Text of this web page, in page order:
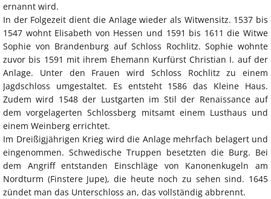
ernannt wird.
In der Folgezeit dient die Anlage wieder als Witwensitz. 1537 bis
1547 wohnt Elisabeth von Hessen und 1591 bis 1611 die Witwe
Sophie von Brandenburg auf Schloss Rochlitz. Sophie wohnte
zuvor bis 1591 mit ihrem Ehemann Kurfürst Christian I. auf der
Anlage. Unter den Frauen wird Schloss Rochlitz zu einem
Jagdschloss umgestaltet. Es entsteht 1586 das Kleine Haus.
Zudem wird 1548 der Lustgarten im Stil der Renaissance auf
dem vorgelagerten Schlossberg mitsamt einem Lusthaus und
einem Weinberg errichtet.
Im Dreißigjährigen Krieg wird die Anlage mehrfach belagert und
eingenommen. Schwedische Truppen besetzten die Burg. Bei
dem Angriff entstanden Einschläge von Kanonenkugeln am
Nordturm (Finstere Jupe), die heute noch zu sehen sind. 1645
zündet man das Unterschloss an, das vollständig abbrennt.